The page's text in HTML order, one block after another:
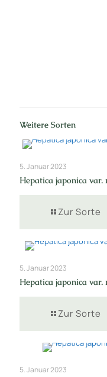
Weitere Sorten
5. Januar 2023
Hepatica japonica var.
Zur Sorte
5. Januar 2023
Hepatica japonica
Zur Sorte
5. Januar 2023